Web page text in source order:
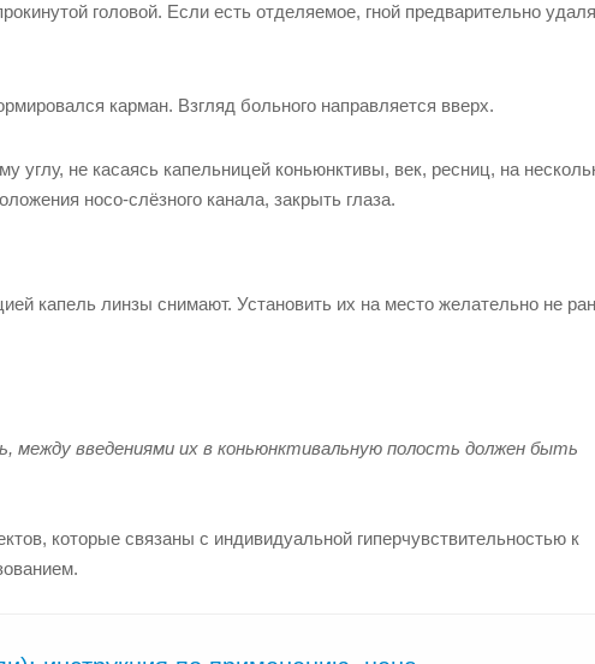
головой. Если есть отделяемое, гной предварительно
карман. Взгляд больного направляется вверх.
углу, не касаясь капельницей коньюнктивы, век, ресниц, на
носо-слёзного канала, закрыть глаза.
капель линзы снимают. Установить их на место желательно не
между введениями их в коньюнктивальную полость должен быть
которые связаны с индивидуальной гиперчувствительностью к